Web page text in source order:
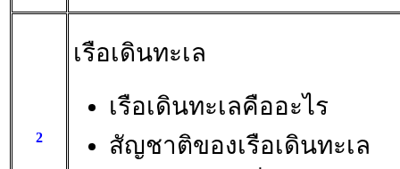
2
เรือเดินทะเล
เรือเดินทะเลคืออะไร
สัญชาติของเรือเดินทะเล